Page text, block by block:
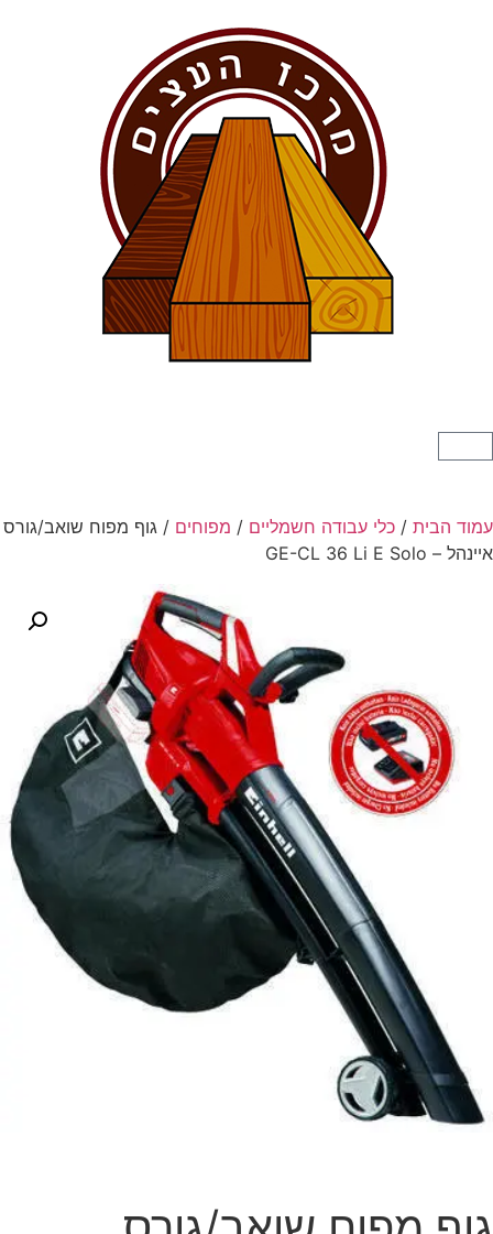
עמוד הבית / כלי עבודה חשמליים / מפוחים / גוף מפוח שואב/גורס
איינהל – GE-CL 36 Li E Solo